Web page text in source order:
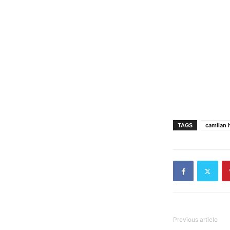
TAGS camilan
Previous article